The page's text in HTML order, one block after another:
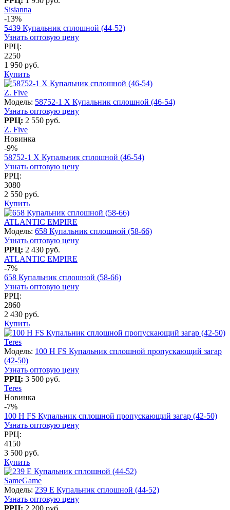
Sisianna
-13%
5439 Купальник сплошной (44-52)
Узнать оптовую цену
РРЦ:
2250
1 950 руб.
Купить
Z. Five
Модель: 58752-1 X Купальник сплошной (46-54)
Узнать оптовую цену
РРЦ: 2 550 руб.
Z. Five
Новинка
-9%
58752-1 X Купальник сплошной (46-54)
Узнать оптовую цену
РРЦ:
3080
2 550 руб.
Купить
ATLANTIC EMPIRE
Модель: 658 Купальник сплошной (58-66)
Узнать оптовую цену
РРЦ: 2 430 руб.
ATLANTIC EMPIRE
-7%
658 Купальник сплошной (58-66)
Узнать оптовую цену
РРЦ:
2860
2 430 руб.
Купить
Teres
Модель: 100 H FS Купальник сплошной пропускающий загар
(42-50)
Узнать оптовую цену
РРЦ: 3 500 руб.
Teres
Новинка
-7%
100 H FS Купальник сплошной пропускающий загар (42-50)
Узнать оптовую цену
РРЦ:
4150
3 500 руб.
Купить
SameGame
Модель: 239 E Купальник сплошной (44-52)
Узнать оптовую цену
РРЦ: 2 200 руб.